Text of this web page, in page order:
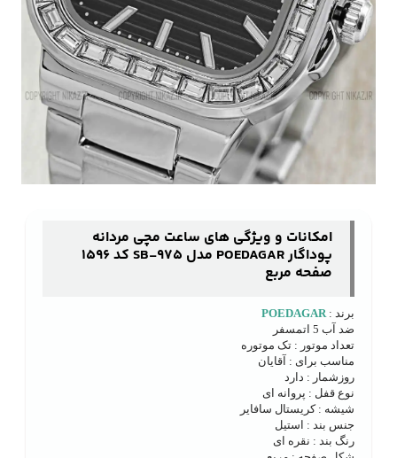
امکانات و ویژگی های ساعت مچی مردانه
پوداگار POEDAGAR مدل 975-SB کد 1596
صفحه مربع
برند : POEDAGAR
ضد آب 5 اتمسفر
تعداد موتور : تک موتوره
مناسب برای : آقایان
روزشمار : دارد
نوع قفل : پروانه ای
شیشه : کریستال سافایر
جنس بند : استیل
رنگ بند : نقره ای